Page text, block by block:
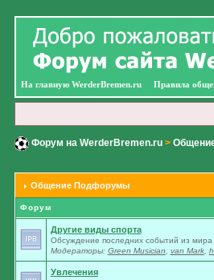
На главную WerderBremen.ru Правила
Форум на WerderBremen.ru>
Общение Подфорумы
Форум
Другие виды спорта
Обсуждение последних событий из
Модераторы: Green Musician van Mark,
Увлечения